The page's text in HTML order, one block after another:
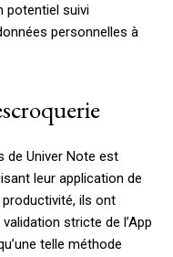
potentiel suivi
personnelles à
de Univer Note est
leur application de
ils ont
stricte de l’App
telle méthode